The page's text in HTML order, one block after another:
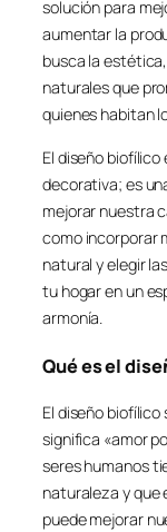
solución para
aumentar la
busca la
naturales que
quienes habitan
El diseño
decorativa; es
mejorar nuestra
como incorporar
natural y elegir
tu hogar en un
armonía.
Qué es el
El diseño
significa «amor
seres humanos
naturaleza y que
puede mejorar